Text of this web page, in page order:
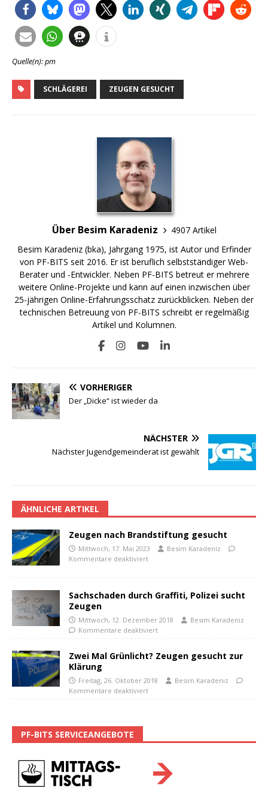
Quelle(n): pm
SCHLÄGEREI ZEUGEN GESUCHT
Über Besim Karadeniz
4907 Artikel
Besim Karadeniz (bka), Jahrgang 1975, ist Autor und Erfinder
von PF-BITS seit 2016. Er ist beruflich selbstständiger Web-
Berater und -Entwickler. Neben PF-BITS betreut er mehrere
weitere Online-Projekte und kann auf einen inzwischen über
25-jährigen Online-Erfahrungsschatz zurückblicken. Neben der
technischen Betreuung von PF-BITS schreibt er regelmäßig
Artikel und Kolumnen.
VORHERIGER
Der „Dicke“ ist wieder da
NÄCHSTER
Nächster Jugendgemeinderat ist gewählt
ÄHNLICHE ARTIKEL
Zeugen nach Brandstiftung gesucht
Mittwoch, 17. Mai 2023
Besim Karadeniz
Kommentare deaktiviert
Sachschaden durch Graffiti, Polizei sucht
Zeugen
Mittwoch, 12. Dezember 2018
Besim Karadeniz
Kommentare deaktiviert
Zwei Mal Grünlicht? Zeugen gesucht zur
Klärung
Freitag, 26. Oktober 2018
Besim Karadeniz
Kommentare deaktiviert
PF-BITS SERVICEANGEBOTE